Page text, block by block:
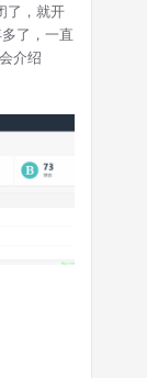
了，就开
了，一直
介绍